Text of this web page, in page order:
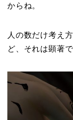
からね。
人の数だけ考え
ど、それは顕著で